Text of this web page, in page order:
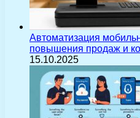
Автоматизация
повышения продаж и
15.10.2025